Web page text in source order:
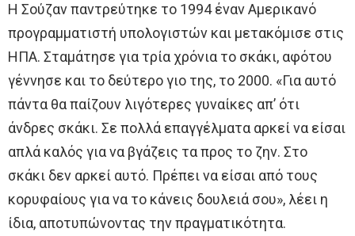
Η Σούζαν παντρεύτηκε το 1994 έναν Αμερικανό
προγραμματιστή υπολογιστών και μετακόμισε στις
ΗΠΑ. Σταμάτησε για τρία χρόνια το σκάκι, αφότου
γέννησε και το δεύτερο γιο της, το 2000. «Για αυτό
πάντα θα παίζουν λιγότερες γυναίκες απ’ ότι
άνδρες σκάκι. Σε πολλά επαγγέλματα αρκεί να είσαι
απλά καλός για να βγάζεις τα προς το ζην. Στο
σκάκι δεν αρκεί αυτό. Πρέπει να είσαι από τους
κορυφαίους για να το κάνεις δουλειά σου», λέει η
ίδια, αποτυπώνοντας την πραγματικότητα.